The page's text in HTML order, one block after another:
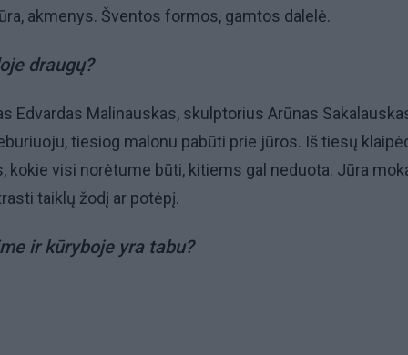
akmenys. Šventos formos, gamtos dalelė.
draugų?
Edvardas Malinauskas, skulptorius Arūnas
tiesiog malonu pabūti prie jūros. Iš tiesų
kokie visi norėtume būti, kitiems gal neduota. Jūra
taiklų žodį ar potėpį.
ir kūryboje yra tabu?